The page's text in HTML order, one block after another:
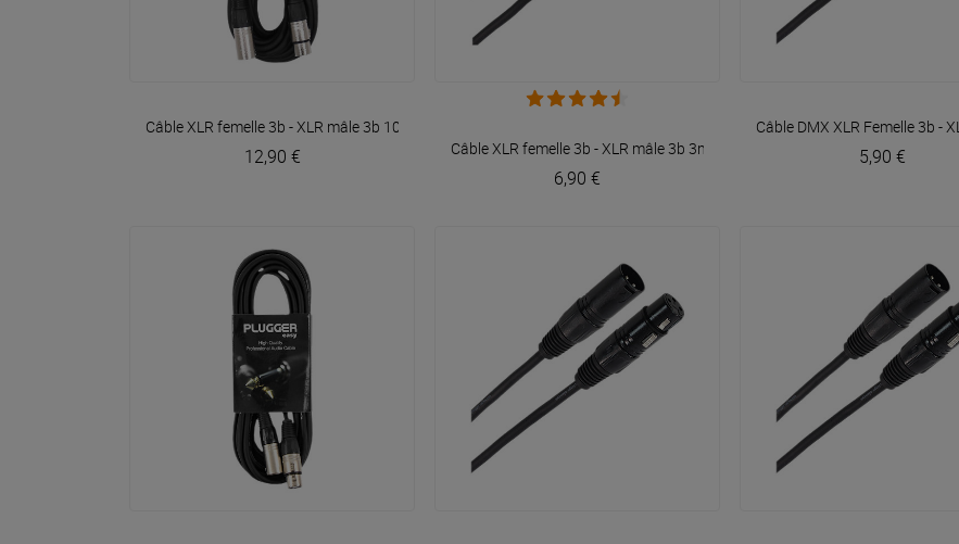
VOIR EN DÉTAIL
Câble XLR femelle 3b - XLR mâle 3b 10m Easy
12,90 € Câble XLR femelle 3b - XLR mâle 3b 3m Easy
6,90 €
VOIR EN DÉTAIL
Câble DMX XLR Femelle 3b -
5,90 €